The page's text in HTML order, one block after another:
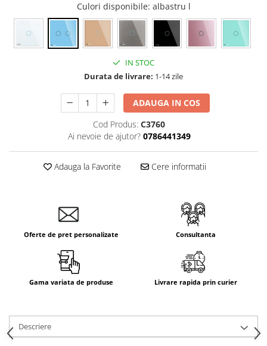
Canal Cablu PVC
Jgheaburi Metalice Perforate
Aparataj Smart
Intrerupatoare Touch / Standard
Intrerupatoare Touch / Standard
Prize + Intrerupatoare
Prize si Intrerupatoare
Aparataj Aplicat
Gama Legrand Niloe
Culori disponibile: albastru l
IN STOC
Durata de livrare: 1-14 zile
ADAUGA IN COS
Cod Produs: C3760
Ai nevoie de ajutor? 0786441349
Adauga la Favorite Cere informatii
Oferte de pret personalizate Consultanta
Gama variata de produse Livrare rapida prin curier
Descriere